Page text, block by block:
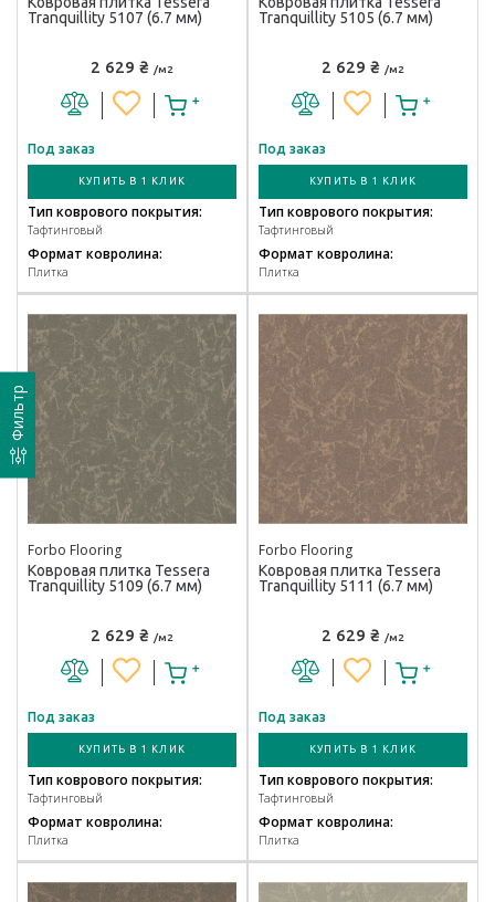
Фильтр
Tranquillity 5107 (6.7 мм)
2 629 ₴ /м2
Под заказ
КУПИТЬ В 1 КЛИК
Тип коврового покрытия:
Тафтинговый
Формат ковролина:
Плитка
Tranquillity 5105 (6.7 мм)
2 629 ₴ /м2
Под заказ
КУПИТЬ В 1 КЛИК
Тип коврового покрытия:
Тафтинговый
Формат ковролина:
Плитка
Forbo Flooring
Ковровая плитка Tessera
Tranquillity 5109 (6.7 мм)
2 629 ₴ /м2
Под заказ
КУПИТЬ В 1 КЛИК
Тип коврового покрытия:
Тафтинговый
Формат ковролина:
Плитка
Forbo Flooring
Ковровая плитка Tessera
Tranquillity 5111 (6.7 мм)
2 629 ₴ /м2
Под заказ
КУПИТЬ В 1 КЛИК
Тип коврового покрытия:
Тафтинговый
Формат ковролина:
Плитка